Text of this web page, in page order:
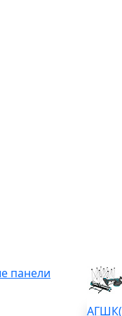
панели